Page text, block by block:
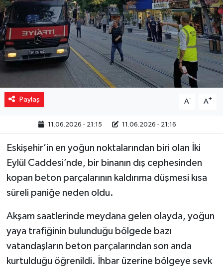
Paylaş A- A+
11.06.2026 - 21:15 11.06.2026 - 21:16
Eskişehir’in en yoğun noktalarından biri olan İki
Eylül Caddesi’nde, bir binanın dış cephesinden
kopan beton parçalarının kaldırıma düşmesi kısa
süreli paniğe neden oldu.
Akşam saatlerinde meydana gelen olayda, yoğun
yaya trafiğinin bulunduğu bölgede bazı
vatandaşların beton parçalarından son anda
kurtulduğu öğrenildi. İhbar üzerine bölgeye sevk